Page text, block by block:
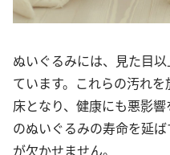
ぬいぐるみには、見た目
ています。これらの汚れ
床となり、健康にも悪影
のぬいぐるみの寿命を延
が欠かせません。